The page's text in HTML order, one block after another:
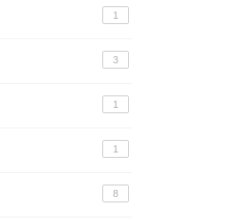
1
3
1
1
8